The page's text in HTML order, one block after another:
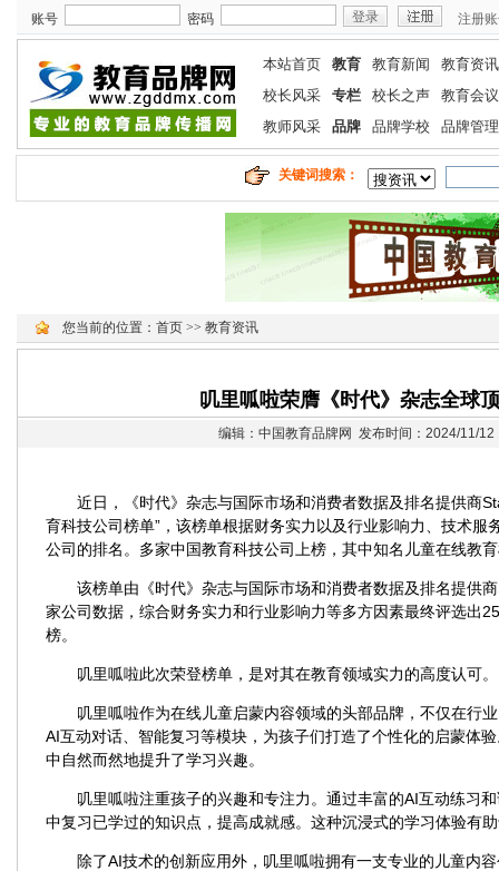
账号 密码 注册
本站首页 教育 教育新闻
教育资讯
校长风采
专栏 校长之声
教育会议
教师风采
品牌 品牌学校 品牌管理
关键词搜索：
您当前的位置： 首页 >> 教育资讯
叽里呱啦荣膺《时代》杂志全球
编辑：中国教育品牌网 发布时间：2024/11/
近日，《时代》杂志与国际市场和消费者数据及排名提供商
育科技公司榜单”，该榜单根据财务实力以及行业影响力、技术
公司的排名。多家中国教育科技公司上榜，其中知名儿童在线教
该榜单由《时代》杂志与国际市场和消费者数据及排名提供
家公司数据，综合财务实力和行业影响力等多方因素最终评选出
榜。
叽里呱啦此次荣登榜单，是对其在教育领域实力的高度认可。
叽里呱啦作为在线儿童启蒙内容领域的头部品牌，不仅在行
AI互动对话、智能复习等模块，为孩子们打造了个性化的启蒙体
中自然而然地提升了学习兴趣。
叽里呱啦注重孩子的兴趣和专注力。通过丰富的AI互动练习
中复习已学过的知识点，提高成就感。这种沉浸式的学习体验有
除了AI技术的创新应用外，叽里呱啦拥有一支专业的儿童内